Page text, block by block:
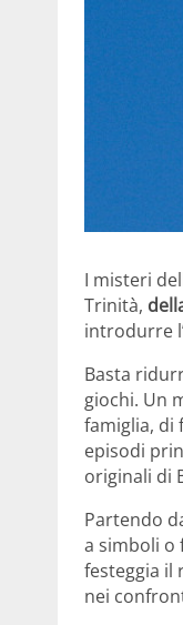
I misteri
Trinità,
introdurre
Basta
giochi. Un
famiglia, di
episodi
originali di
Partendo
a simboli o
festeggia il
nei